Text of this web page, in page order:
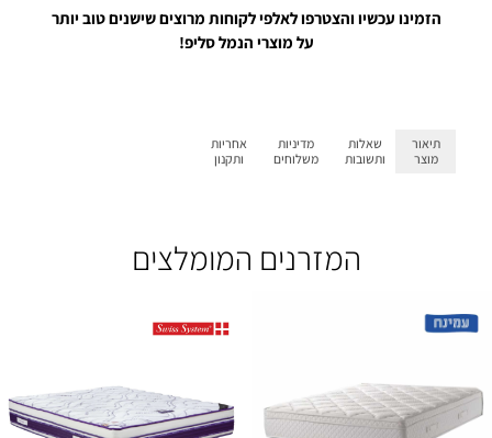
תיאור
מוצר
שאלות
ותשובות
מדיניות
משלוחים
אחריות
ותקנון
הזמינו עכשיו והצטרפו לאלפי לקוחות מרוצים שישנים טוב יותר
על מוצרי הנמל סליפ!
המזרנים המומלצים